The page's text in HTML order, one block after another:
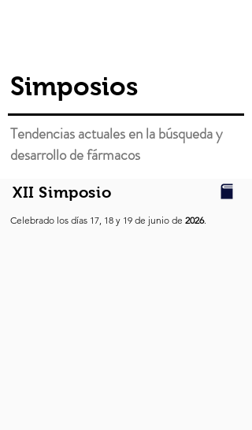
Simposios
Tendencias actuales en la búsqueda y
desarrollo de fármacos
XII Simposio
Celebrado los días 17, 18 y 19 de junio de 2026.